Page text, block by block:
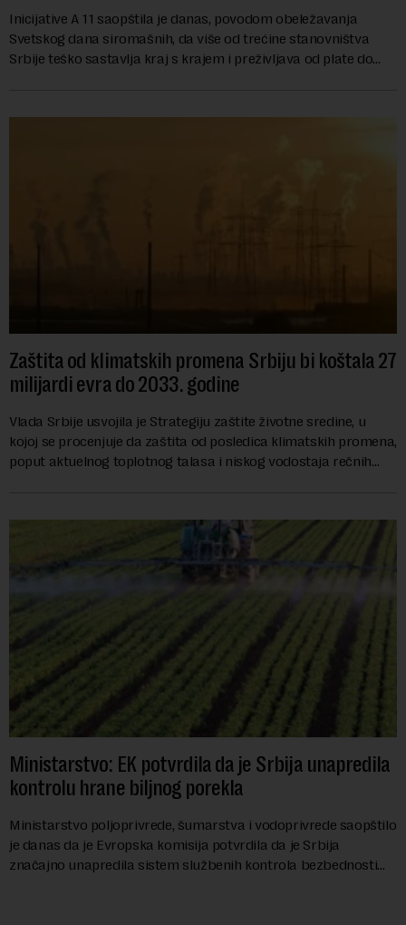
Inicijative A 11 saopštila je danas, povodom obeležavanja
Svetskog dana siromašnih, da više od trećine stanovništva
Srbije teško sastavlja kraj s krajem i preživljava od plate do
Zaštita od klimatskih promena Srbiju bi koštala 27
milijardi evra do 2033. godine
Vlada Srbije usvojila je Strategiju zaštite životne sredine, u
kojoj se procenjuje da zaštita od posledica klimatskih promena,
poput aktuelnog toplotnog talasa i niskog vodostaja rečnih
Ministarstvo: EK potvrdila da je Srbija unapredila
kontrolu hrane biljnog porekla
Ministarstvo poljoprivrede, šumarstva i vodoprivrede saopštilo
je danas da je Evropska komisija potvrdila da je Srbija
značajno unapredila sistem službenih kontrola bezbednosti